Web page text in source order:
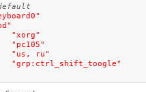
"xorg"
"pc105"
"us, ru"
"grp:ctrl_shift_toogle"